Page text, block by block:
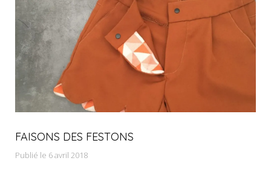
FAISONS DES FESTONS
Publié le 6 avril 2018